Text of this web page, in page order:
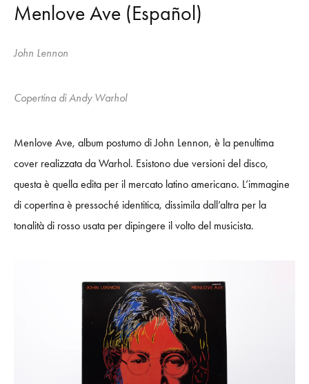
Menlove Ave (Español)
John Lennon
Copertina di Andy Warhol
Menlove Ave, album postumo di John Lennon, è la penultima
cover realizzata da Warhol. Esistono due versioni del disco,
questa è quella edita per il mercato latino americano. L’immagine
di copertina è pressoché identitica, dissimila dall’altra per la
tonalità di rosso usata per dipingere il volto del musicista.